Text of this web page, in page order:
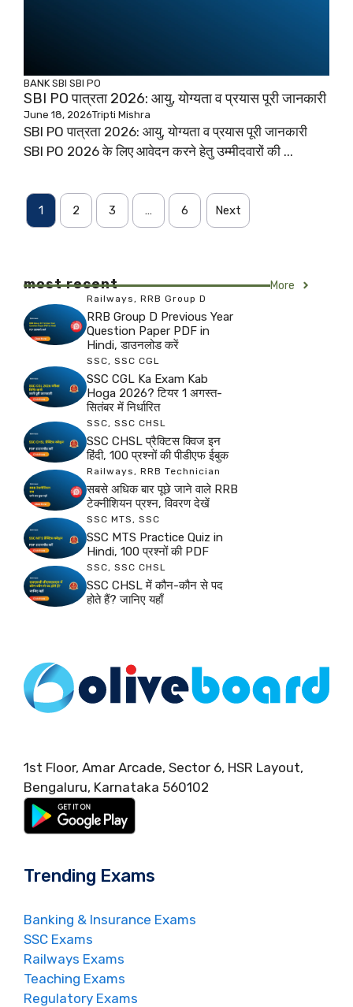
BANK SBI SBI PO
SBI PO पात्रता 2026: आयु, योग्यता व प्रयास पूरी जानकारी
June 18, 2026Tripti Mishra
SBI PO पात्रता 2026: आयु, योग्यता व प्रयास पूरी जानकारी
SBI PO 2026 के लिए आवेदन करने हेतु उम्मीदवारों की ...
1 2 3 … 6 Next
most recent More
Railways , RRB Group D
RRB Group D Previous Year
Question Paper PDF in
Hindi, डाउनलोड करें
SSC, SSC CGL
SSC CGL Ka Exam Kab
Hoga 2026? टियर 1 अगस्त-
सितंबर में निर्धारित
SSC, SSC CHSL
SSC CHSL प्रैक्टिस क्विज इन
हिंदी, 100 प्रश्नों की पीडीएफ ईबुक
Railways , RRB Technician
सबसे अधिक बार पूछे जाने वाले RRB
टेक्नीशियन प्रश्न, विवरण देखें
SSC MTS , SSC
SSC MTS Practice Quiz in
Hindi, 100 प्रश्नों की PDF
SSC, SSC CHSL
SSC CHSL में कौन-कौन से पद
होते हैं? जानिए यहाँ
1st Floor, Amar Arcade, Sector 6, HSR Layout,
Bengaluru, Karnataka 560102
Trending Exams
Banking & Insurance Exams
SSC Exams
Railways Exams
Teaching Exams
Regulatory Exams